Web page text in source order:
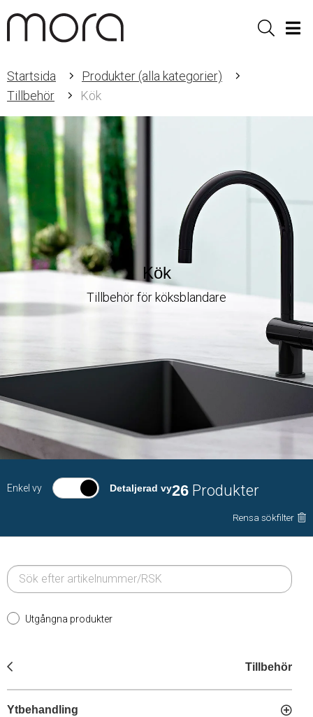
Sök
Startsida
Produkter (alla kategorier)
Tillbehör
Kök
Kök
Tillbehör för köksblandare
Enkel vy Detaljerad vy26 Produkter
Rensa sökfilter
Utgångna produkter
Tillbehör
Ytbehandling